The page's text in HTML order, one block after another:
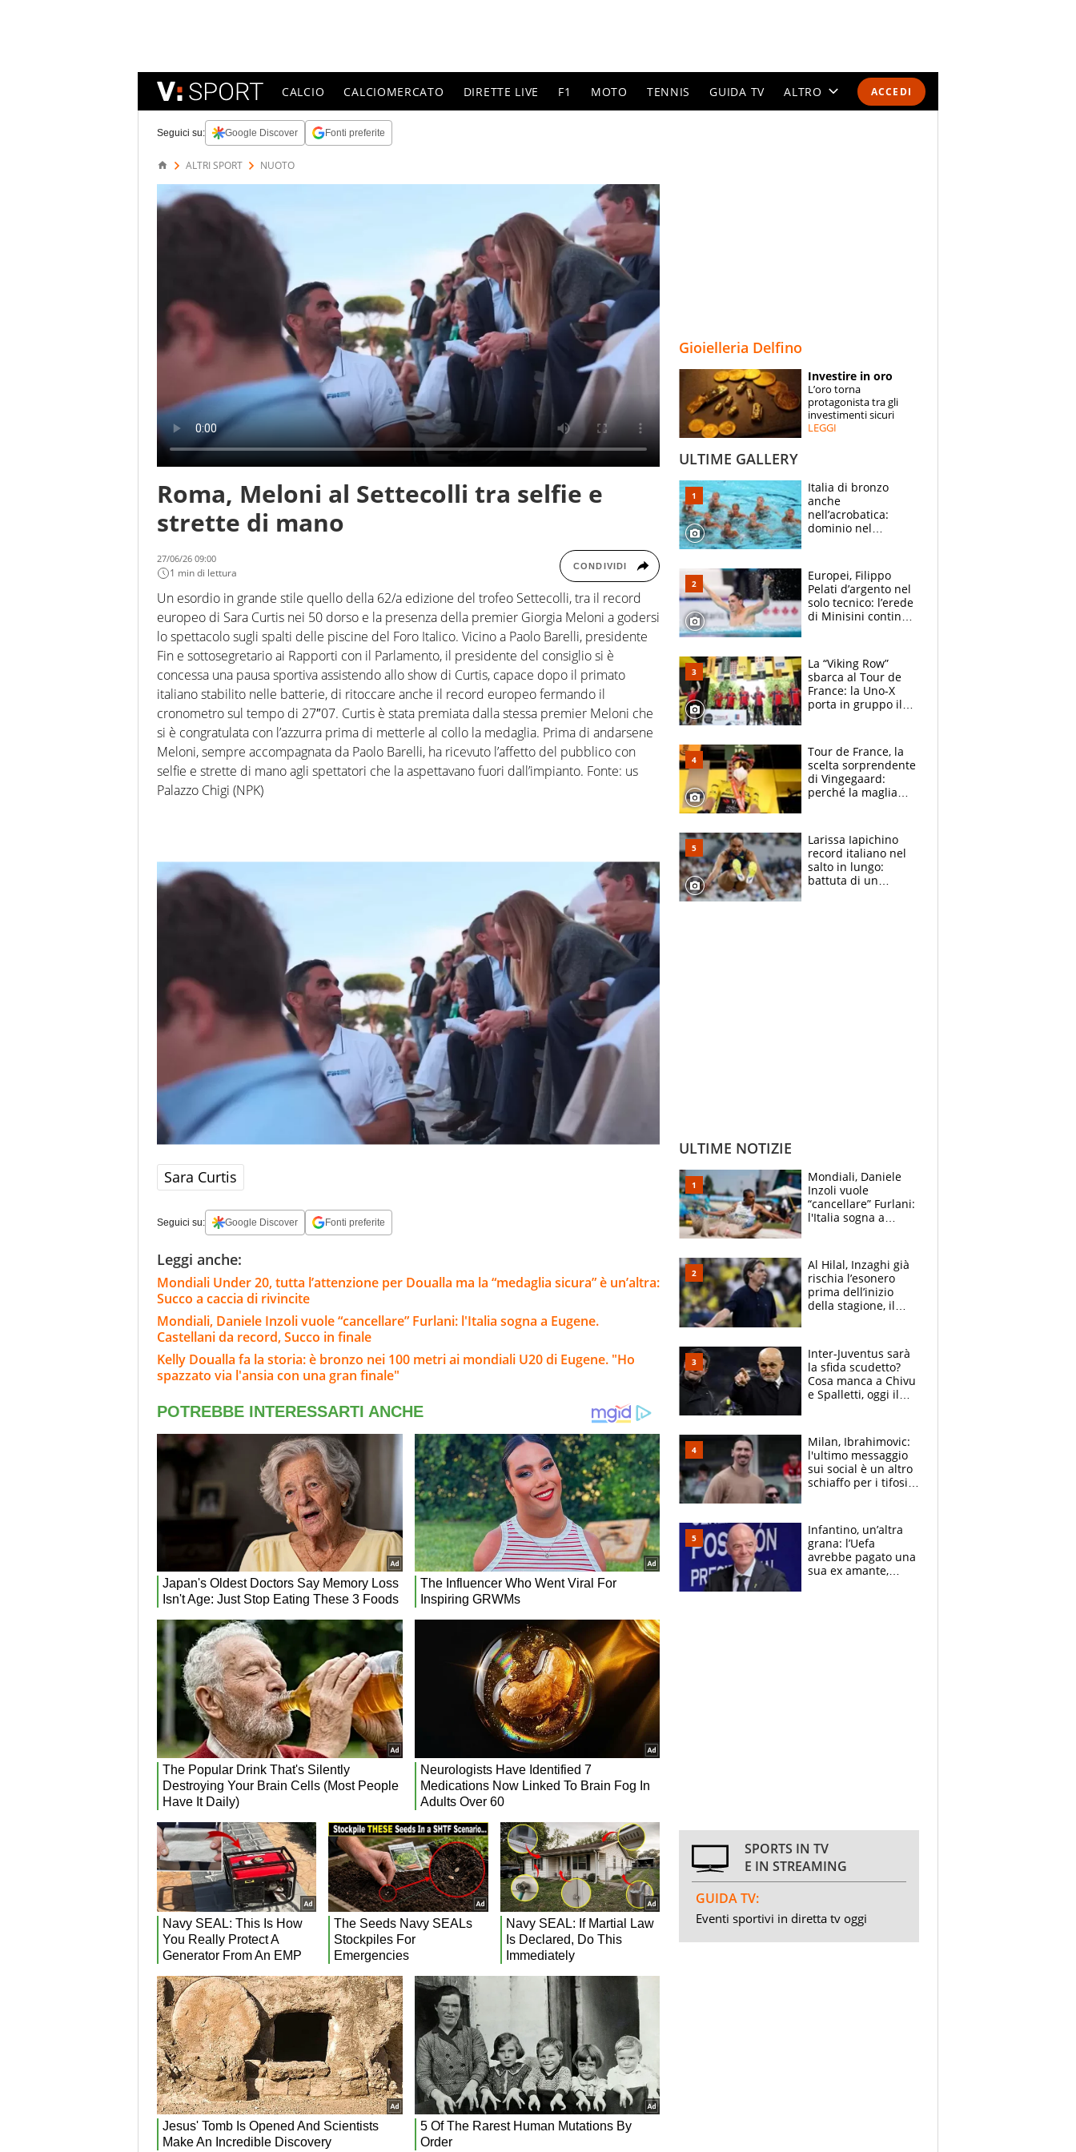
ACCEDI
CALCIO CALCIOMERCATO DIRETTE LIVE F1 MOTO TENNIS GUIDA TV ALTRO
SPECIALI
ESPERTI
Seguici su: Google Discover Fonti preferite
ALTRI SPORT NUOTO
Roma, Meloni al Settecolli tra selfie e
strette di mano
27/06/26 09:00
1 min di lettura CONDIVIDI
Un esordio in grande stile quello della 62/a edizione del trofeo Settecolli, tra il record
europeo di Sara Curtis nei 50 dorso e la presenza della premier Giorgia Meloni a godersi
lo spettacolo sugli spalti delle piscine del Foro Italico. Vicino a Paolo Barelli, presidente
Fin e sottosegretario ai Rapporti con il Parlamento, il presidente del consiglio si è
concessa una pausa sportiva assistendo allo show di Curtis, capace dopo il primato
italiano stabilito nelle batterie, di ritoccare anche il record europeo fermando il
cronometro sul tempo di 27″07. Curtis è stata premiata dalla stessa premier Meloni che
si è congratulata con l’azzurra prima di metterle al collo la medaglia. Prima di andarsene
Meloni, sempre accompagnata da Paolo Barelli, ha ricevuto l’affetto del pubblico con
selfie e strette di mano agli spettatori che la aspettavano fuori dall’impianto. Fonte: us
Palazzo Chigi (NPK)
Sara Curtis
Seguici su: Google Discover Fonti preferite
Leggi anche:
Mondiali Under 20, tutta l’attenzione per Doualla ma la “medaglia sicura” è un’altra:
Succo a caccia di rivincite
Mondiali, Daniele Inzoli vuole “cancellare” Furlani: l'Italia sogna a Eugene.
Castellani da record, Succo in finale
Kelly Doualla fa la storia: è bronzo nei 100 metri ai mondiali U20 di Eugene. "Ho
spazzato via l'ansia con una gran finale"
Gioielleria Delfino
Investire in oro
L’oro torna
protagonista tra gli
investimenti sicuri
LEGGI
ULTIME GALLERY
Italia di bronzo
anche
nell’acrobatica:
dominio nel
e compagni
continuare
Europei, Filippo
Pelati d’argento nel
solo tecnico: l’erede
di Minisini continua
mirino
La “Viking Row”
sbarca al Tour de
France: la Uno-X
porta in gruppo il
compagni
Tour de France, la
scelta sorprendente
di Vingegaard:
perché la maglia
rischio da evitare
Larissa Iapichino
record italiano nel
salto in lungo:
battuta di un
ULTIME NOTIZIE
Mondiali, Daniele
Inzoli vuole
“cancellare” Furlani:
l'Italia sogna a
finale
Al Hilal, Inzaghi già
rischia l’esonero
prima dell’inizio
della stagione, il
Inter-Juventus sarà
la sfida scudetto?
Cosa manca a Chivu
e Spalletti, oggi il
Milan, Ibrahimovic:
l'ultimo messaggio
sui social è un altro
schiaffo per i tifosi
Infantino, un’altra
grana: l’Uefa
avrebbe pagato una
sua ex amante,
SPORTS IN TV
E IN STREAMING
GUIDA TV:
Eventi sportivi in diretta tv oggi